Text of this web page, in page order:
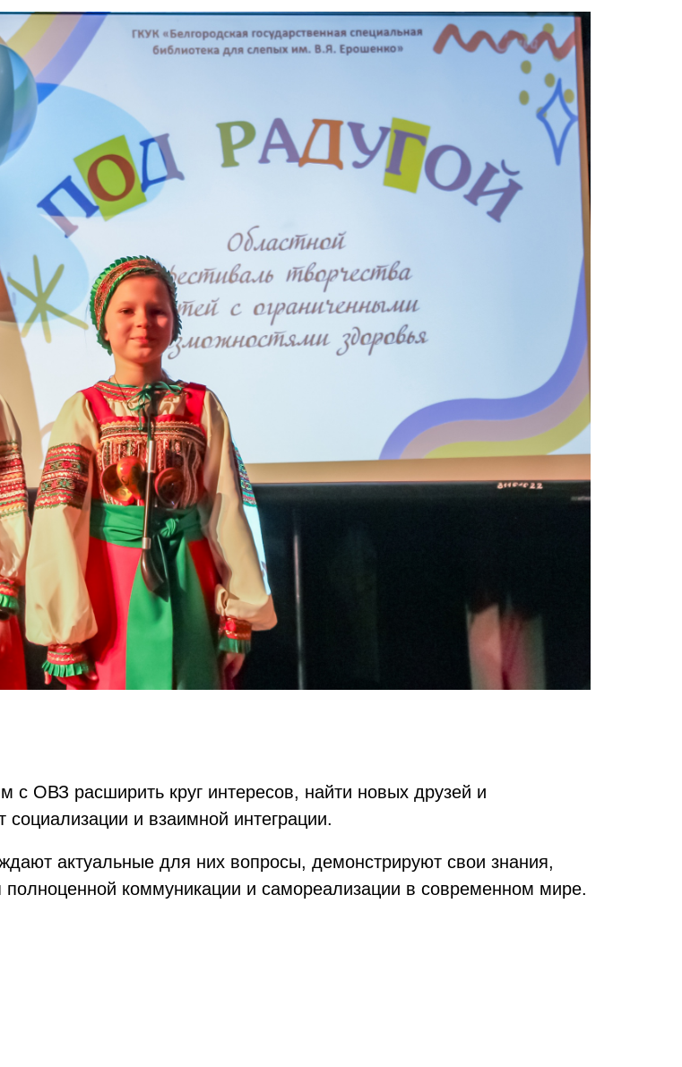
с ОВЗ расширить круг интересов, найти новых друзей и
и взаимной интеграции.
актуальные для них вопросы, демонстрируют свои знания,
коммуникации и самореализации в современном мире.